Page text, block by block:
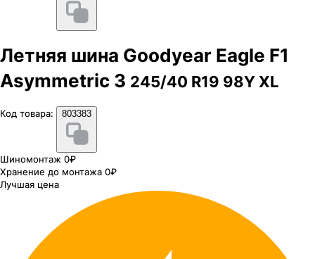
Летняя шина Goodyear Eagle F1
Asymmetric 3 245/40 R19 98Y XL
Код товара: 803383
Шиномонтаж 0₽
Хранение до монтажа 0₽
Лучшая цена